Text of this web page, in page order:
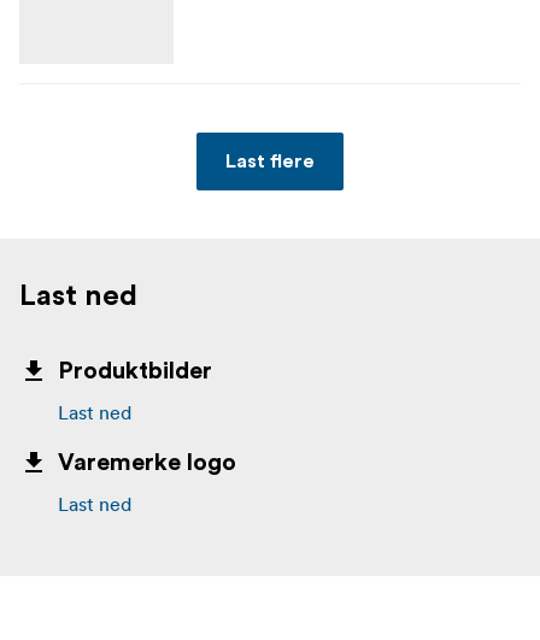
Last flere
Last ned
Produktbilder
Last ned
Varemerke logo
Last ned